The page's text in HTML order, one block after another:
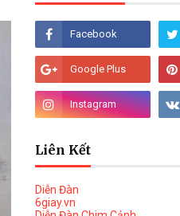
Liên Kết
Diễn Đàn
6giay.vn